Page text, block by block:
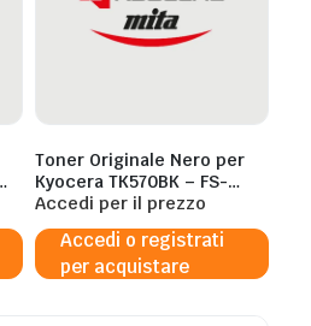
Toner Originale Nero per
Kyocera TK570BK – FS-
C5400DN – 16.000 Pagine
al 5%
Accedi per il prezzo
Accedi o registrati
per acquistare